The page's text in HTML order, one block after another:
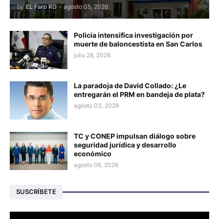
by EL Faro RD - agosto 05, 2026
Policía intensifica investigación por
muerte de baloncestista en San Carlos
julio 28, 2026
La paradoja de David Collado: ¿Le
entregarán el PRM en bandeja de plata?
agosto 03, 2026
TC y CONEP impulsan diálogo sobre
seguridad jurídica y desarrollo
económico
agosto 06, 2026
SUSCRÍBETE